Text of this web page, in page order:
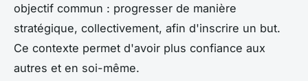
objectif commun : progresser de manière
stratégique, collectivement, afin d'inscrire un but.
Ce contexte permet d'avoir plus confiance aux
autres et en soi-même.